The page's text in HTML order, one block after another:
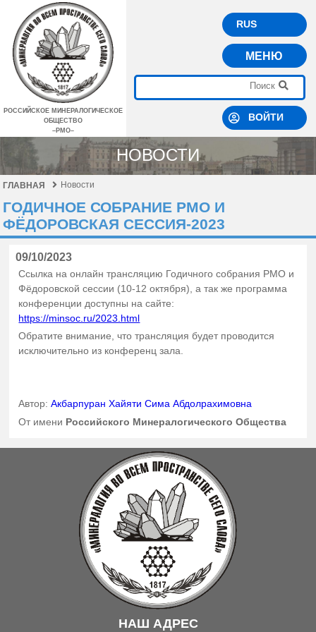
РОССИЙСКОЕ МИНЕРАЛОГИЧЕСКОЕ
ОБЩЕСТВО
–РМО–
RUS
МЕНЮ
ВОЙТИ
НОВОСТИ
ГЛАВНАЯ Новости
ГОДИЧНОЕ СОБРАНИЕ РМО И
ФЁДОРОВСКАЯ СЕССИЯ-2023
09/10/2023
Ссылка на онлайн трансляцию Годичного собрания РМО и
Фёдоровской сессии (10-12 октября), а так же программа
конференции доступны на сайте:
https://minsoc.ru/2023.html
Обратите внимание, что трансляция будет проводится
исключительно из конференц зала.
Автор:Акбарпуран Хайяти Сима Абдолрахимовна
От имени Российского Минералогического Общества
НАШ АДРЕС